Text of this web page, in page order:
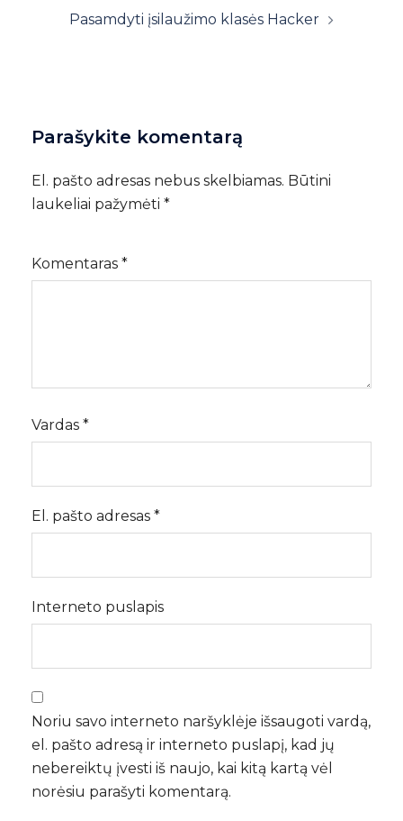
Pasamdyti įsilaužimo klasės Hacker
Parašykite komentarą
El. pašto adresas nebus skelbiamas. Būtini
laukeliai pažymėti *
Komentaras *
Vardas *
El. pašto adresas *
Interneto puslapis
Noriu savo interneto naršyklėje išsaugoti vardą,
el. pašto adresą ir interneto puslapį, kad jų
nebereiktų įvesti iš naujo, kai kitą kartą vėl
norėsiu parašyti komentarą.